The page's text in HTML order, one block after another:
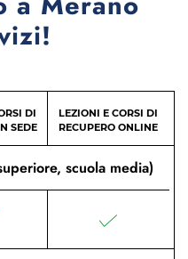
DI
SEDE
LEZIONI E CORSI DI
RECUPERO ONLINE
scuola media)